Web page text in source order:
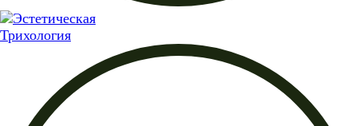
Трихология